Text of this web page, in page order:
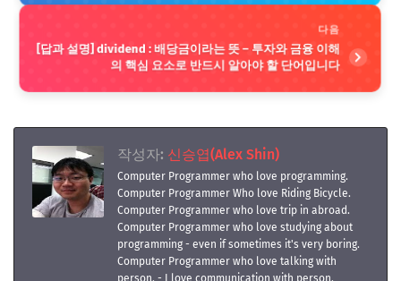
다음
[답과 설명] dividend : 배당금이라는 뜻 – 투자와 금융 이해
의 핵심 요소로 반드시 알아야 할 단어입니다
작성자: 신승엽(Alex Shin)
Computer Programmer who love programming.
Computer Programmer Who love Riding Bicycle.
Computer Programmer who love trip in abroad.
Computer Programmer who love studying about
programming - even if sometimes it's very boring.
Computer Programmer who love talking with